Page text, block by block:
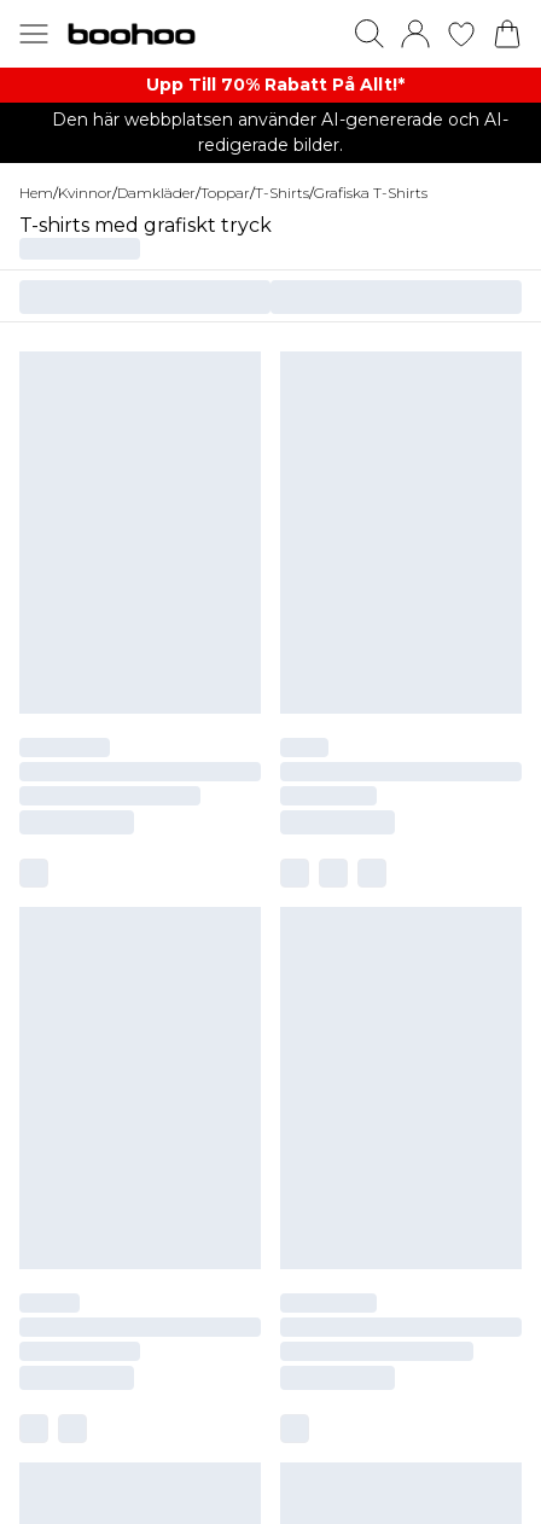
Upp Till 70% Rabatt På Allt!*
Den här webbplatsen använder AI-genererade och AI-
redigerade bilder.
Hem/Kvinnor/Damkläder/Toppar/T-Shirts/Grafiska T-Shirts
T-shirts med grafiskt tryck